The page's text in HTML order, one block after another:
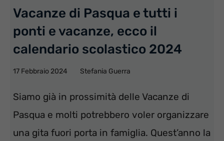
Vacanze di Pasqua e tutti i
ponti e vacanze, ecco il
calendario scolastico 2024
17 Febbraio 2024 Stefania Guerra
Siamo già in prossimità delle Vacanze di
Pasqua e molti potrebbero voler organizzare
una gita fuori porta in famiglia. Quest’anno la